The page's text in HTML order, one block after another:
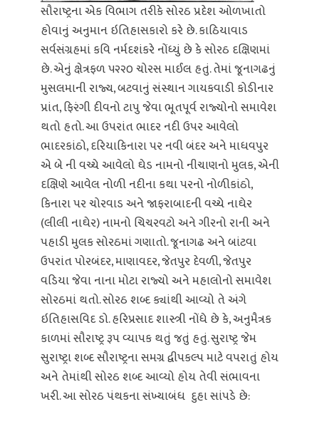
સૌરાષ્ટ્રના એક વિભાગ તરીકે સોરઠ પ્રદેશ ઓળખાતો
હોવાનું અનુમાન ઇતિહાસકારો કરે છે. કાઠિયાવાડ
સર્વસંગ્રહમાં કવિ નર્મદશંકરે નોંધ્યું છે કે સોરઠ દક્ષિણમાં
છે. એનું ક્ષેત્રફળ ૫૨૨૦ ચોરસ માઈલ હતું. તેમાં જૂનાગઢનું
મુસલમાની રાજ્ય, બટવાનું સંસ્થાન ગાયકવાડી કોડીનાર
પ્રાંત, ફિરંગી દીવનો ટાપુ જેવા ભૂતપૂર્વ રાજ્યોનો સમાવેશ
થતો હતો. આ ઉપરાંત ભાદર નદી ઉપર આવેલો
ભાદરકાંઠો, દરિયાકિનારા પર નવી બંદર અને માધવપુર
એ બે ની વચ્ચે આવેલો ઘેડ નામનો નીચાણનો મુલક, એની
દક્ષિણે આવેલ નોળી નદીના કથા પરનો નોળીકાંઠો,
કિનારા પર ચોરવાડ અને જાફરાબાદની વચ્ચે નાઘેર
(લીલી નાઘેર) નામનો ચિચરવટો અને ગીરનો રાની અને
પહાડી મુલક સોરઠમાં ગણાતો. જૂનાગઢ અને બાંટવા
ઉપરાંત પોરબંદર, માણાવદર, જેતપુર દેવળી, જેતપુર
વડિયા જેવા નાના મોટા રાજ્યો અને મહાલોનો સમાવેશ
સોરઠમાં થતો. સોરઠ શબ્દ ક્યાંથી આવ્યો તે અંગે
ઇતિહાસવિદ ડો. હરિપ્રસાદ શાસ્ત્રી નોંધે છે કે, અનુમૈત્રક
કાળમાં સૌરાષ્ટ્ર રૂપ વ્યાપક થતું જતું હતું. સુરાષ્ટ્ર જેમ
સુરાષ્ટ્રા શબ્દ સૌરાષ્ટ્રના સમગ્ર દ્વીપકલ્પ માટે વપરાતું હોય
અને તેમાંથી સોરઠ શબ્દ આવ્યો હોય તેવી સંભાવના
ખરી. આ સોરઠ પંથકના સંખ્યાબંધ દુહા સાંપડે છે: